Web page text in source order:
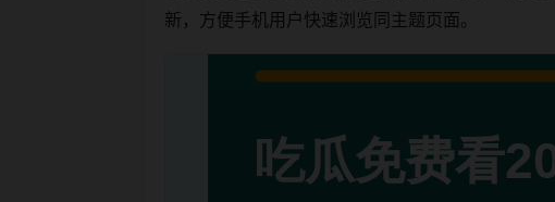
新，方便手机用户快速浏览同主题页面。